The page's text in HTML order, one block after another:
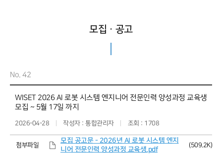
모집ㆍ공고
No. 42
WISET 2026 AI 로봇 시스템 엔지니어 전문인력 양성과정 교육생
모집 ~ 5월 17일 까지
2026-04-28 작성자 : 통합관리자 조회 : 1708
첨부파일
모집 공고문 - 2026년 AI 로봇 시스템 엔지
니어 전문인력 양성과정 교육생.pdf
(509.2K)